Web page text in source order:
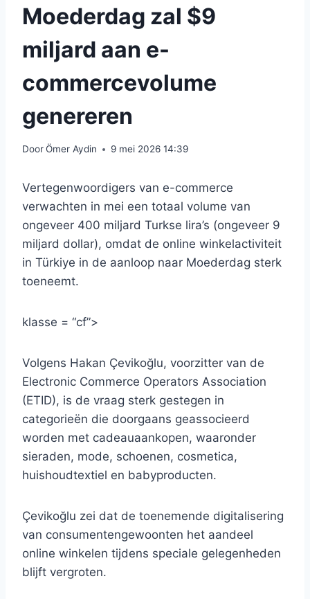
Moederdag zal $9
miljard aan e-
commercevolume
genereren
DoorÖmer Aydin 9 mei 2026 14:39
Vertegenwoordigers van e-commerce
verwachten in mei een totaal volume van
ongeveer 400 miljard Turkse lira’s (ongeveer 9
miljard dollar), omdat de online winkelactiviteit
in Türkiye in de aanloop naar Moederdag sterk
toeneemt.
klasse = “cf”>
Volgens Hakan Çevikoğlu, voorzitter van de
Electronic Commerce Operators Association
(ETID), is de vraag sterk gestegen in
categorieën die doorgaans geassocieerd
worden met cadeauaankopen, waaronder
sieraden, mode, schoenen, cosmetica,
huishoudtextiel en babyproducten.
Çevikoğlu zei dat de toenemende digitalisering
van consumentengewoonten het aandeel
online winkelen tijdens speciale gelegenheden
blijft vergroten.